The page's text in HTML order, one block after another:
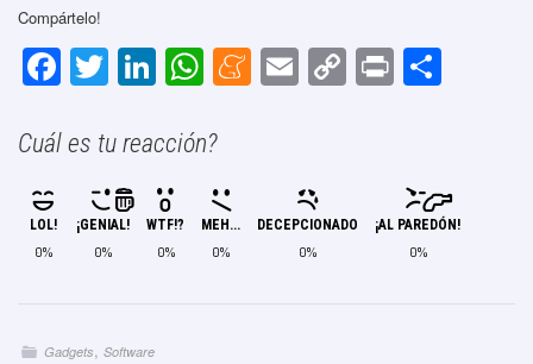
Compártelo!
F
c
b
k
T
tt
er
Li
k
e
dI
n
W
at
s
A
p
M
a
E C
Li
Pr
p
ar
Cuál es tu reacción?
LOL!
0%
¡GENIAL!
0%
WTF!?
0%
MEH...
0%
DECEPCIONADO
0%
¡AL PAREDÓN!
0%
Gadgets,Software